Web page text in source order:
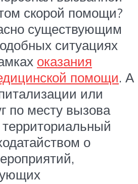
скорой помощи?
существующим
ситуациях
оказания
помощи. А
или
по месту вызова
о